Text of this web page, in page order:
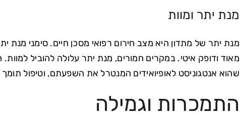
מנת יתר ומוות
מנת יתר של מתדון היא מצב חירום רפואי מסכן חיים. סימני מנת
שהוא אנטגוניסט לאופיואידים המנטרל את השפעתם, וטיפול
התמכרות וגמילה